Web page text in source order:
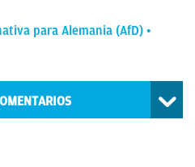
para Alemania (AfD)